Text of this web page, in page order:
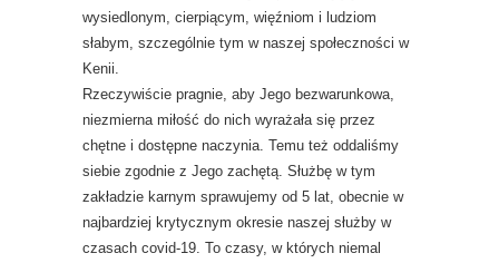
wysiedlonym, cierpiącym, więźniom i ludziom
słabym, szczególnie tym w naszej społeczności w
Kenii.
Rzeczywiście pragnie, aby Jego bezwarunkowa,
niezmierna miłość do nich wyrażała się przez
chętne i dostępne naczynia. Temu też oddaliśmy
siebie zgodnie z Jego zachętą. Służbę w tym
zakładzie karnym sprawujemy od 5 lat, obecnie w
najbardziej krytycznym okresie naszej służby w
czasach covid-19. To czasy, w których niemal